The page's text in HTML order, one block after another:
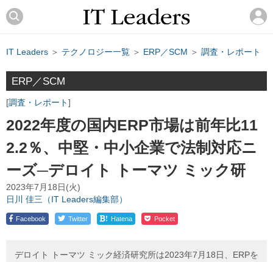
IT Leaders ＞ テクノロジー一覧 ＞ ERP／SCM ＞ 調査・レポート
ERP／SCM
調査・レポート
2022年度の国内ERP市場は前年比11
2.2％、中堅・中小企業で法制対応ニ
ーズ─デロイト トーマツ ミック研
2023年7月18日(火)
日川 佳三（IT Leaders編集部）
Facebook Twitter ! Hatena Pocket
デロイト トーマツ ミック経済研究所は2023年7月18日、ERPを